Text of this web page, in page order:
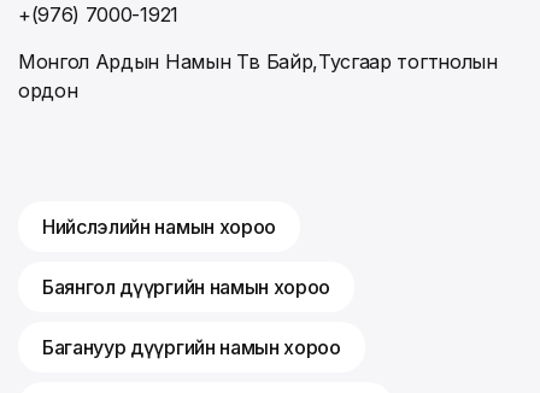
+(976) 7000-1921
Монгол Ардын Намын Төв Байр,Тусгаар тогтнолын
ордон
Нийслэлийн намын хороо
Баянгол дүүргийн намын хороо
Багануур дүүргийн намын хороо